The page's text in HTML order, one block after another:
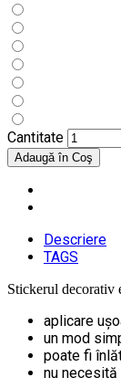
Cantitate
Descriere
TAGS
Stickerul decorativ
aplicare
un mod
poate fi
nu